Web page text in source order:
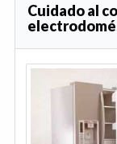
Cuidado al